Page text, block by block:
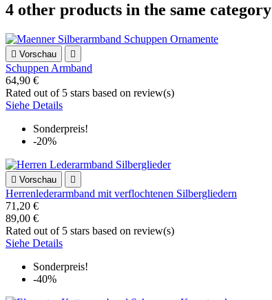
4 other products in the same category
 Vorschau 
Schuppen Armband
64,90 €
Rated out of 5 stars based on review(s)
Siehe Details
Sonderpreis!
-20%
 Vorschau 
Herrenlederarmband mit verflochtenen Silbergliedern
71,20 €
89,00 €
Rated out of 5 stars based on review(s)
Siehe Details
Sonderpreis!
-40%